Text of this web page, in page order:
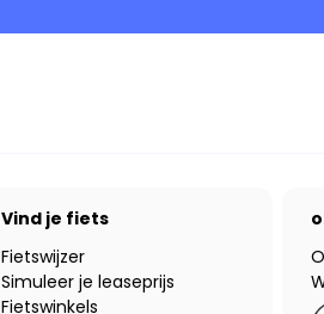
Vind je fiets
Fietswijzer
Simuleer je leaseprijs
Fietswinkels